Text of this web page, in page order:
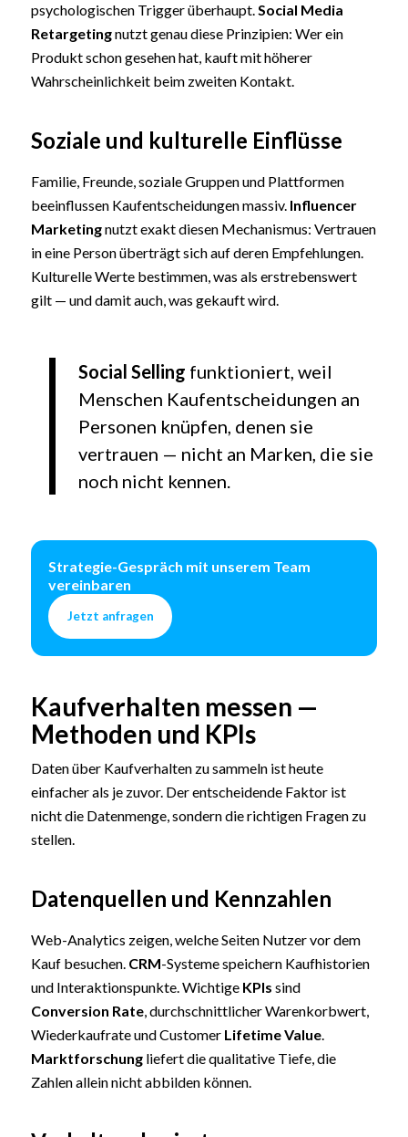
psychologischen Trigger überhaupt.Social Media
Retargetingnutzt genau diese Prinzipien: Wer ein
Produkt schon gesehen hat, kauft mit höherer
Wahrscheinlichkeit beim zweiten Kontakt.
Soziale und kulturelle Einflüsse
Familie, Freunde, soziale Gruppen und Plattformen
beeinflussen Kaufentscheidungen massiv. Influencer
Marketingnutzt exakt diesen Mechanismus: Vertrauen
in eine Person überträgt sich auf deren Empfehlungen.
Kulturelle Werte bestimmen, was als erstrebenswert
gilt — und damit auch, was gekauft wird.
Social Selling funktioniert, weil
Menschen Kaufentscheidungen an
Personen knüpfen, denen sie
vertrauen — nicht an Marken, die sie
noch nicht kennen.
Strategie-Gespräch mit unserem Team
vereinbaren
Jetzt anfragen
Kaufverhalten messen —
Methoden und KPIs
Daten über Kaufverhalten zu sammeln ist heute
einfacher als je zuvor. Der entscheidende Faktor ist
nicht die Datenmenge, sondern die richtigen Fragen zu
stellen.
Datenquellen und Kennzahlen
Web-Analytics zeigen, welche Seiten Nutzer vor dem
Kauf besuchen. CRM-Systeme speichern Kaufhistorien
und Interaktionspunkte. Wichtige KPIs sind
Conversion Rate, durchschnittlicher Warenkorbwert,
Wiederkaufrate und Customer Lifetime Value.
Marktforschungliefert die qualitative Tiefe, die
Zahlen allein nicht abbilden können.